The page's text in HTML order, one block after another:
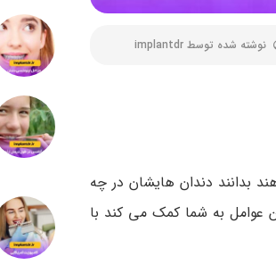
نوشته شده توسط implantdr
بدانند دندان هایشان در چه
عوامل به شما کمک می کند با